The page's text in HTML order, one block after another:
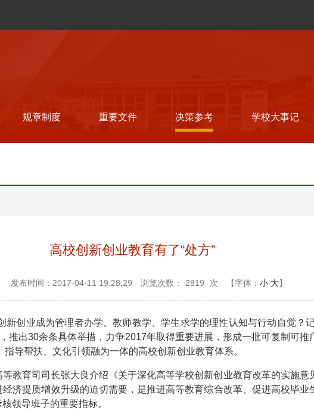
规章制度 重要文件 决策参考 学校大事记
高校创新创业教育有了“处方”
发布时间：2017-04-11 19:28:29 浏览次数： 2819 次 【字体： 小 大】
创业成为管理者办学、教师教学、学生求学的理性认知与行动自觉？
推出30余条具体举措，力争2017年取得重要进展，形成一批可复制可推
导帮扶、文化引领融为一体的高校创新创业教育体系。
教育司司长张大良介绍《关于深化高等学校创新创业教育改革的实施意
济提质增效升级的迫切需要，是推进高等教育综合改革、促进高校毕
领导班子的重要指标。